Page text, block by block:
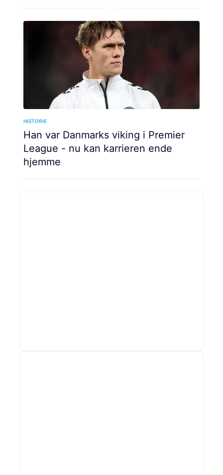
HISTORIE
Han var Danmarks viking i Premier
League - nu kan karrieren ende
hjemme